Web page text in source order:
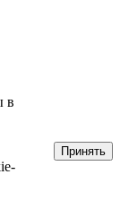
в
Принять